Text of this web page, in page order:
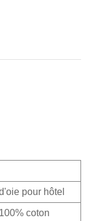
pour hôtel
coton